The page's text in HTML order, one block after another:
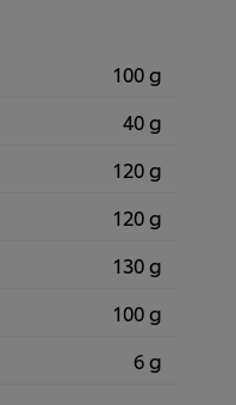
100 g
40 g
120 g
120 g
130 g
100 g
6 g